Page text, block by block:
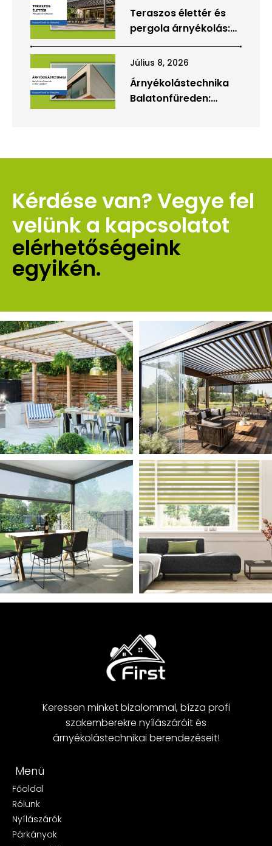
Teraszos élettér és
pergola árnyékolás:
hogyan válhat a
terasz az otthon
valódi részévé?
Július 8, 2026
Árnyékolástechnika
Balatonfüreden:
megoldást?
Kérdése van? Vegye fel
velünk a kapcsolatot
elérhetőségeink
egyikén.
Keressen minket bizalommal, bízza profi
szakemberekre nyílászáróit és
árnyékolástechnikai berendezéseit!
Menü
Főoldal
Rólunk
Nyílászárók
Párkányok